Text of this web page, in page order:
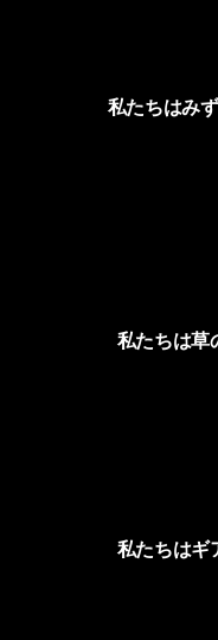
私たちはみ
私たちは草
私たちはギ